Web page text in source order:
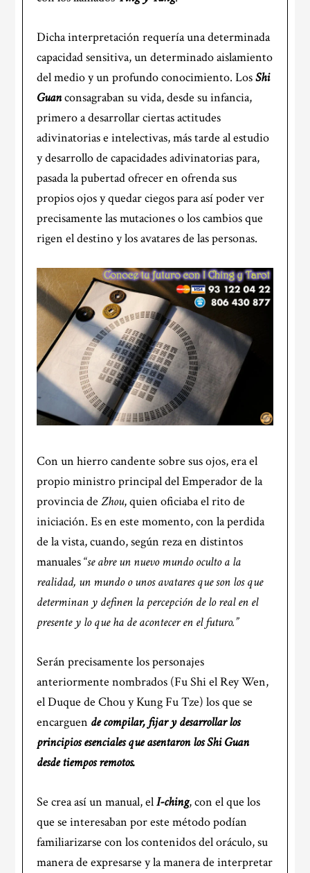
Dicha interpretación requería una determinada
capacidad sensitiva, un determinado aislamiento
del medio y un profundo conocimiento. LosShi
Guanconsagraban su vida, desde su infancia,
primero a desarrollar ciertas actitudes
adivinatorias e intelectivas, más tarde al estudio
y desarrollo de capacidades adivinatorias para,
pasada la pubertad ofrecer en ofrenda sus
propios ojos y quedar ciegos para así poder ver
precisamente las mutaciones o los cambios que
rigen el destino y los avatares de las personas.
Con un hierro candente sobre sus ojos, era el
propio ministro principal del Emperador de la
provincia deZhou, quien oficiaba el rito de
iniciación. Es en este momento, con la perdida
de la vista, cuando, según reza en distintos
manuales “se abre un nuevo mundo oculto a la
realidad, un mundo o unos avatares que son los que
determinan y definen la percepción de lo real en el
presente y lo que ha de acontecer en el futuro.”
Serán precisamente los personajes
anteriormente nombrados (Fu Shi el Rey Wen,
el Duque de Chou y Kung Fu Tze) los que se
encarguen de compilar, fijar y desarrollar los
principios esenciales que asentaron los Shi Guan
desde tiempos remotos.
Se crea así un manual, elI-ching, con el que los
que se interesaban por este método podían
familiarizarse con los contenidos del oráculo, su
manera de expresarse y la manera de interpretar